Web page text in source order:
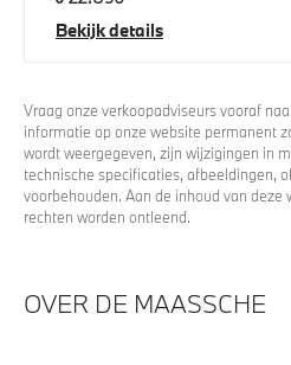
Bekijk details
Vraag onze verkoopadviseurs vooraf
informatie op onze website permanent
wordt weergegeven, zijn wijzigingen in
technische specificaties, afbeeldingen,
voorbehouden. Aan de inhoud van deze
rechten worden ontleend.
OVER DE MAASSCHE